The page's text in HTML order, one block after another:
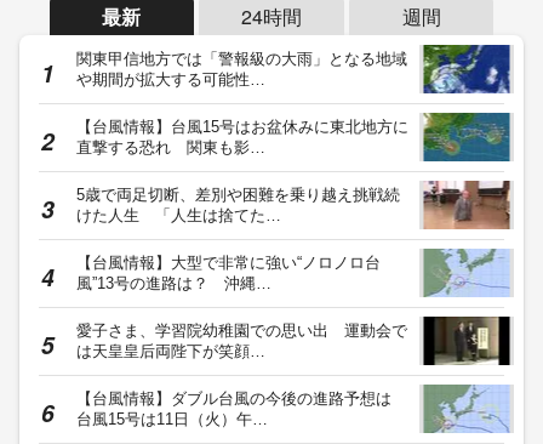
最新 24時間 週間
関東甲信地方では「警報級の大雨」となる地域
や期間が拡大する可能性…
【台風情報】台風15号はお盆休みに東北地方に
直撃する恐れ 関東も影…
5歳で両足切断、差別や困難を乗り越え挑戦続
けた人生 「人生は捨てた…
【台風情報】大型で非常に強い“ノロノロ台
風”13号の進路は？ 沖縄…
愛子さま、学習院幼稚園での思い出 運動会で
は天皇皇后両陛下が笑顔…
【台風情報】ダブル台風の今後の進路予想は
台風15号は11日（火）午…